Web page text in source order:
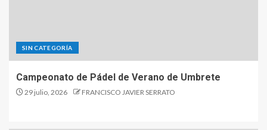
SIN CATEGORÍA
Campeonato de Pádel de Verano de Umbrete
29 julio, 2026 FRANCISCO JAVIER SERRATO